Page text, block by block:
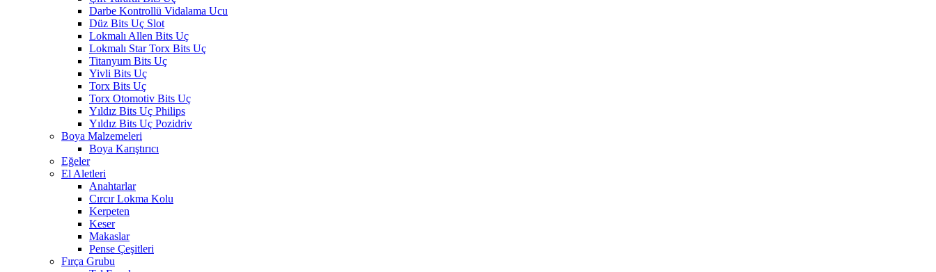
Darbe Kontrollü Vidalama Ucu
Düz Bits Uç Slot
Lokmalı Allen Bits Uç
Lokmalı Star Torx Bits Uç
Titanyum Bits Uç
Yivli Bits Uç
Torx Bits Uç
Torx Otomotiv Bits Uç
Yıldız Bits Uç Philips
Yıldız Bits Uç Pozidriv
Boya Malzemeleri
Boya Karıştırıcı
Eğeler
El Aletleri
Anahtarlar
Cırcır Lokma Kolu
Kerpeten
Keser
Makaslar
Pense Çeşitleri
Fırça Grubu